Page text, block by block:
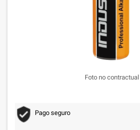
Foto no contractual
Pago seguro